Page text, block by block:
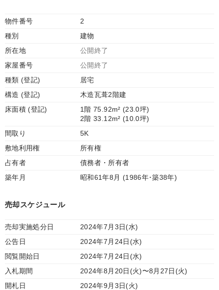
物件番号
2
種別
建物
所在地
公開終了
家屋番号
公開終了
種類 (登記)
居宅
構造 (登記)
木造瓦葺2階建
床面積 (登記)
1階 75.92m² (23.0坪)
2階 33.12m² (10.0坪)
間取り
5K
敷地利用権
所有権
占有者
債務者・所有者
築年月
昭和61年8月 (1986年･築38年)
売却スケジュール
売却実施処分日
2024年7月3日(水)
公告日
2024年7月24日(水)
閲覧開始日
2024年7月24日(水)
入札期間
2024年8月20日(火)〜8月27日(火)
開札日
2024年9月3日(火)